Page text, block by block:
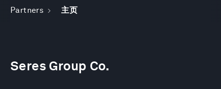
Partners 主页
Seres Group Co.